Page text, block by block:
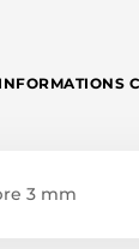
INFORMATIONS
3 mm